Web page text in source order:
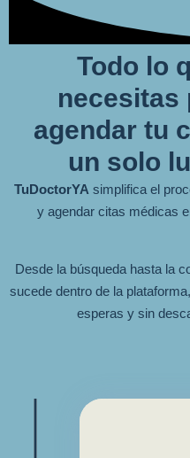
Todo lo
necesitas
agendar tu
un solo
TuDoctorYA simplifica el
y agendar citas médicas
Desde la búsqueda hasta la
sucede dentro de la
esperas y sin